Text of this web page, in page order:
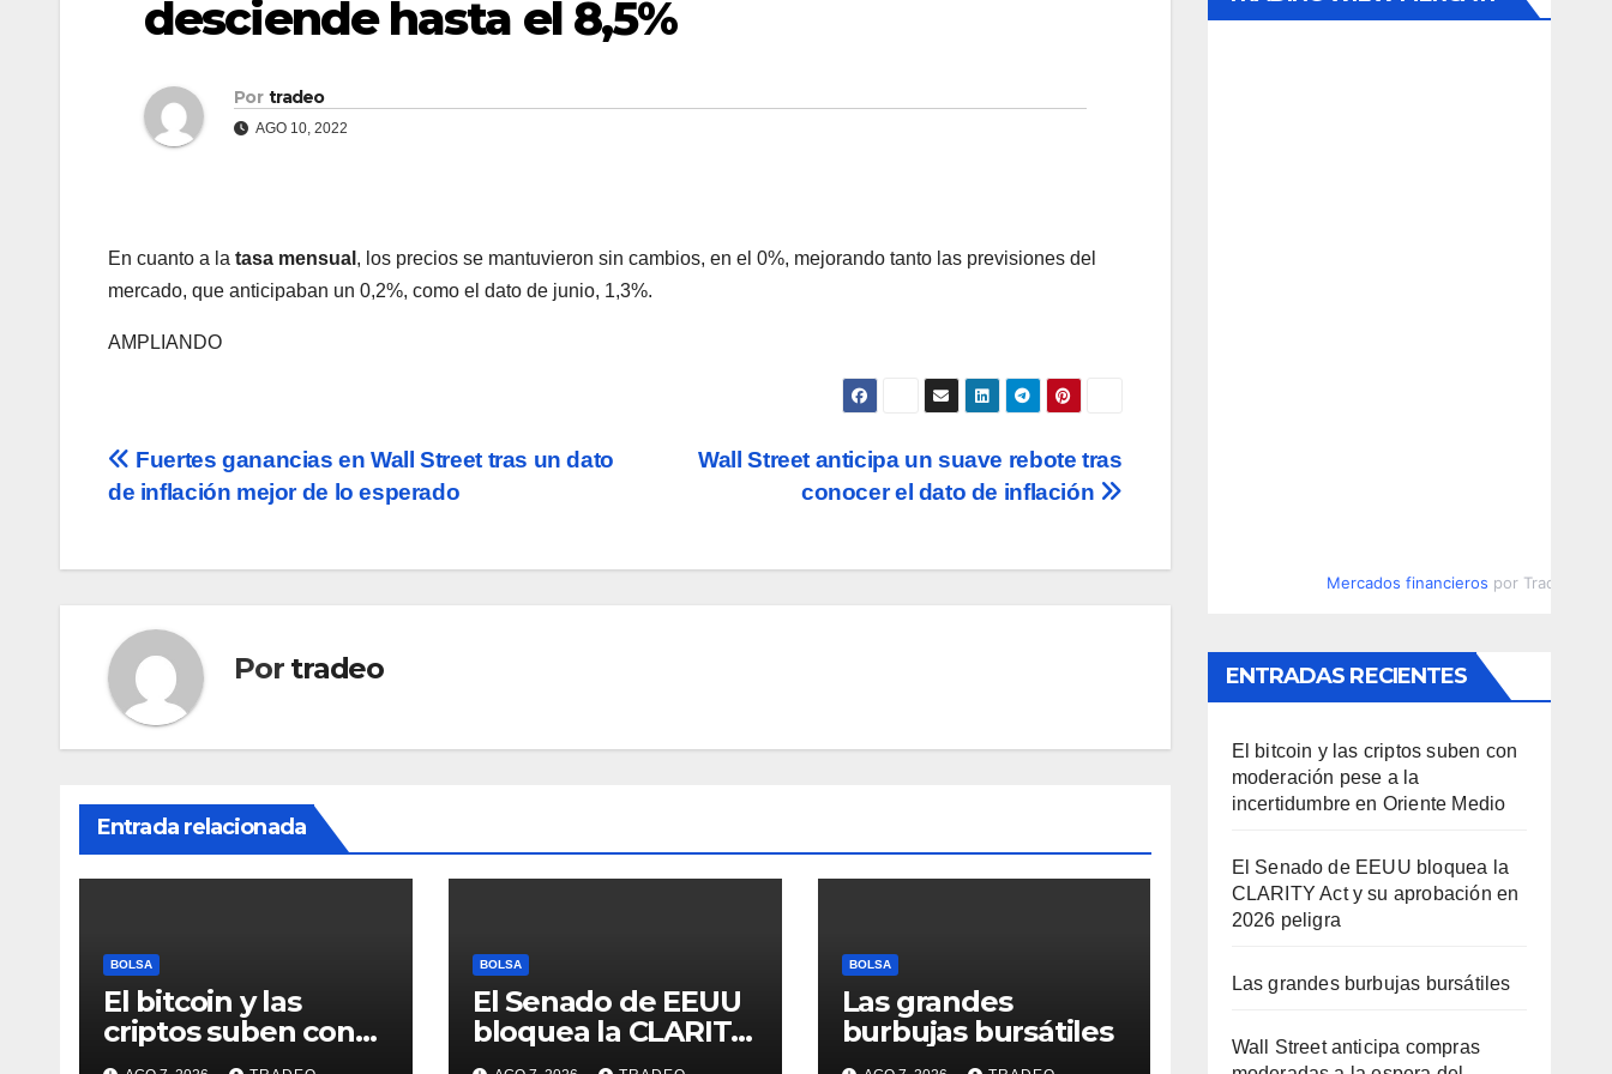
desciende hasta el 8,5%
Por tradeo
AGO 10, 2022
En cuanto a la tasa mensual , los precios se mantuvieron sin cambios, en el 0%, mejorando tanto las previsiones del
mercado, que anticipaban un 0,2%, como el dato de junio, 1,3%.
AMPLIANDO
Navegación
entradas
Wall Street anticipa un suave rebote tras
conocer el dato de inflación
Fuertes ganancias en Wall Street tras un dato
de inflación mejor de lo esperado
Por tradeo
Entrada relacionada
BOLSA
El bitcoin y las
criptos suben con
moderación pese a
BOLSA
El Senado de EEUU
bloquea la CLARITY
Act y su aprobación
BOLSA
Las grandes
burbujas bursátiles
Mercados financieros por
ENTRADAS RECIENTES
El bitcoin y las criptos suben con
moderación pese a la
incertidumbre en Oriente Medio
El Senado de EEUU bloquea la
CLARITY Act y su aprobación en
2026 peligra
Las grandes burbujas bursátiles
Wall Street anticipa compras